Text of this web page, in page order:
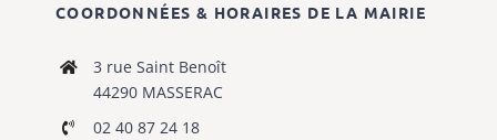
COORDONNÉES & HORAIRES DE LA MAIRIE
3 rue Saint Benoît
44290 MASSERAC
02 40 87 24 18